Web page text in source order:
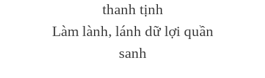
thanh tịnh
Làm lành, lánh dữ lợi quần
sanh